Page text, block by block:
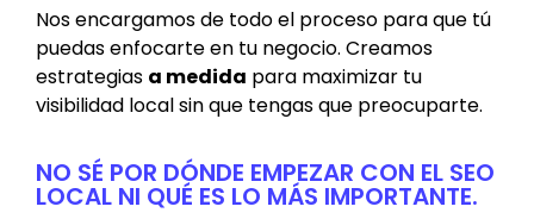
Nos encargamos de todo el proceso para que tú
puedas enfocarte en tu negocio. Creamos
estrategias a medida para maximizar tu
visibilidad local sin que tengas que preocuparte.
NO SÉ POR DÓNDE EMPEZAR CON EL SEO
LOCAL NI QUÉ ES LO MÁS IMPORTANTE.